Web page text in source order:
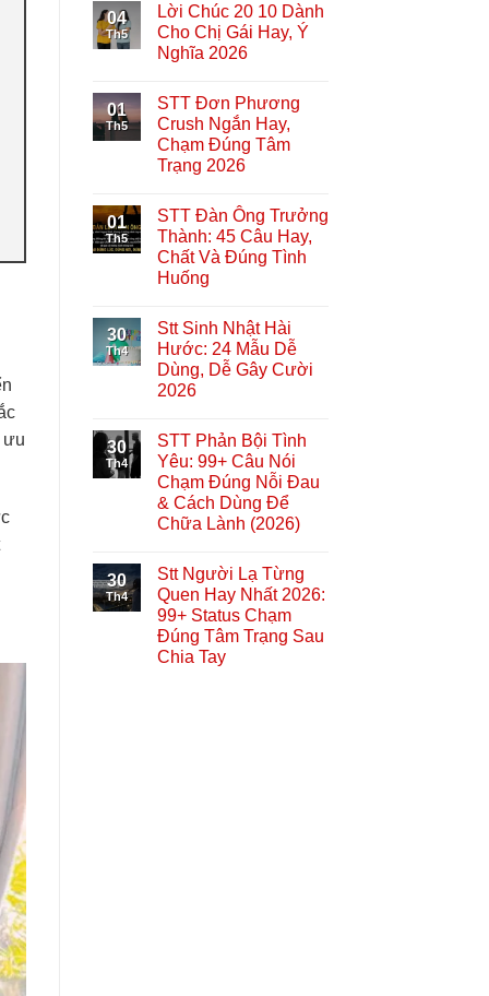
ưu
04
Th5
Lời Chúc 20 10 Dành
Cho Chị Gái Hay, Ý
Nghĩa 2026
01
Th5
STT Đơn Phương
Crush Ngắn Hay,
Chạm Đúng Tâm
Trạng 2026
01
Th5
STT Đàn Ông Trưởng
Thành: 45 Câu Hay,
Chất Và Đúng Tình
Huống
30
Th4
Stt Sinh Nhật Hài
Hước: 24 Mẫu Dễ
Dùng, Dễ Gây Cười
2026
30
Th4
STT Phản Bội Tình
Yêu: 99+ Câu Nói
Chạm Đúng Nỗi Đau
& Cách Dùng Để
Chữa Lành (2026)
30
Th4
Stt Người Lạ Từng
Quen Hay Nhất 2026:
99+ Status Chạm
Đúng Tâm Trạng Sau
Chia Tay